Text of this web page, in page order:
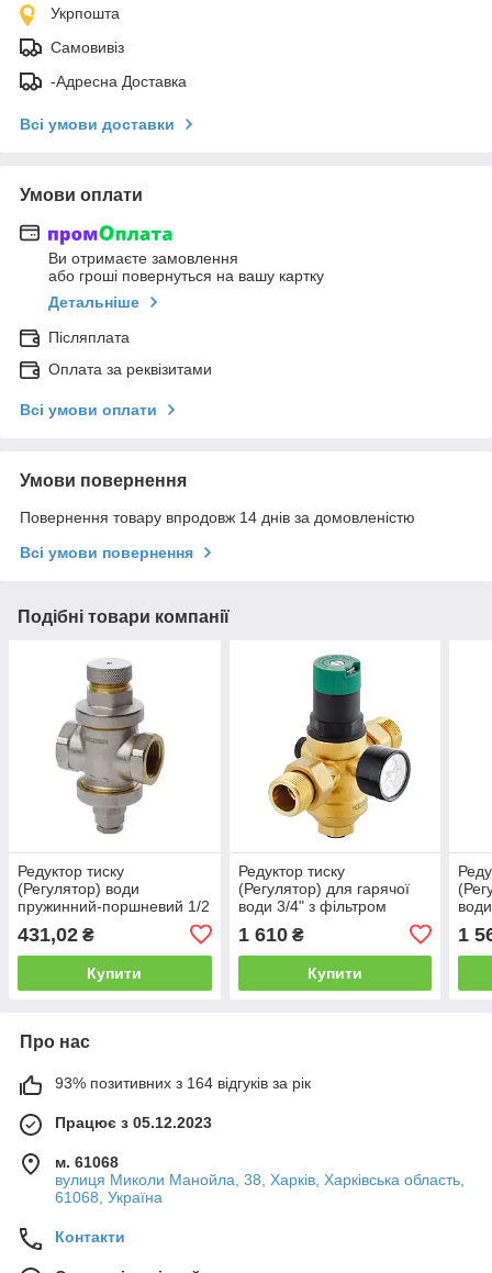
Укрпошта
Самовивіз
-Адресна Доставка
Всі умови доставки
Умови оплати
Ви отримаєте замовлення
або гроші повернуться на вашу картку
Детальніше
Післяплата
Оплата за реквізитами
Всі умови оплати
Умови повернення
Повернення товару впродовж 14 днів за домовленістю
Всі умови повернення
Подібні товари компанії
Редуктор тиску
(Регулятор) води
пружинний-поршневий 1/2
431,02 ₴
Купити
Редуктор тиску
(Регулятор) для гарячої
води 3/4" з фільтром
манометром Чехія
1 610₴
Купити
1
Про нас
93% позитивних з 164 відгуків за рік
Працює з 05.12.2023
м. 61068
вулиця Миколи Манойла, 38, Харків, Харківська область,
61068, Україна
Контакти